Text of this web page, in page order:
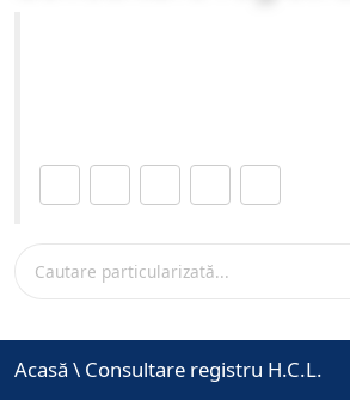
Acasă \ Consultare registru H.C.L.